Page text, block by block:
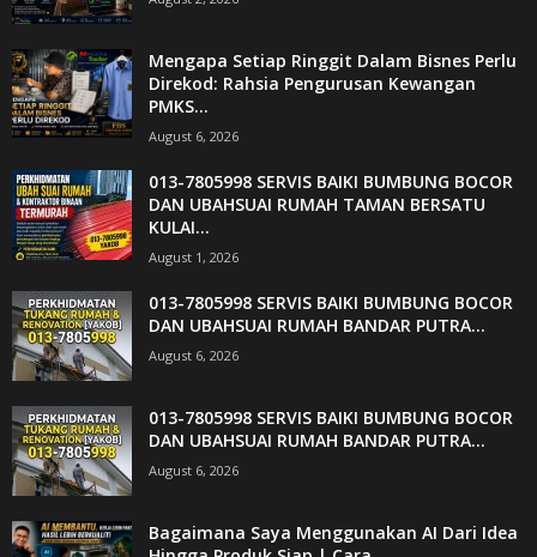
Mengapa Setiap Ringgit Dalam Bisnes Perlu
Direkod: Rahsia Pengurusan Kewangan
PMKS...
August 6, 2026
013-7805998 SERVIS BAIKI BUMBUNG BOCOR
DAN UBAHSUAI RUMAH TAMAN BERSATU
KULAI...
August 1, 2026
013-7805998 SERVIS BAIKI BUMBUNG BOCOR
DAN UBAHSUAI RUMAH BANDAR PUTRA...
August 6, 2026
013-7805998 SERVIS BAIKI BUMBUNG BOCOR
DAN UBAHSUAI RUMAH BANDAR PUTRA...
August 6, 2026
Bagaimana Saya Menggunakan AI Dari Idea